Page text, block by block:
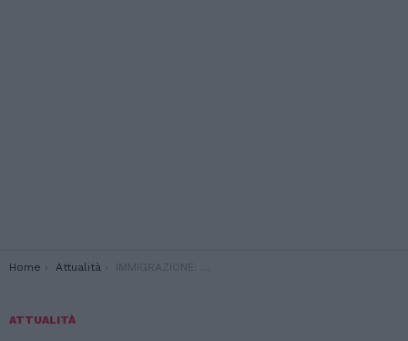
You are here:
Home Attualità IMMIGRAZIONE: FERRERO, APPELLO SINDACATI PER DECRETO FLUSSI
ATTUALITÀ